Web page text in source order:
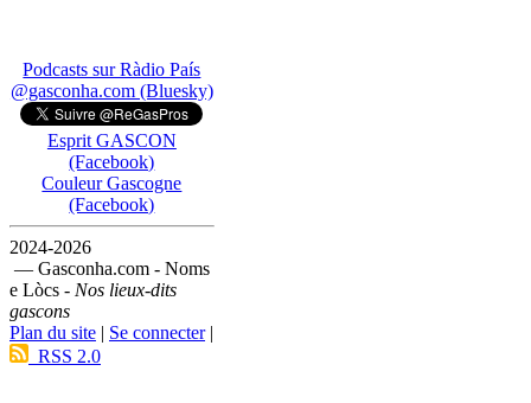
Podcasts sur Ràdio País
@gasconha.com (Bluesky)
Esprit GASCON
(Facebook)
Couleur Gascogne
(Facebook)
2024-2026
— Gasconha.com - Noms
e Lòcs - Nos lieux-dits
gascons
Plan du site | Se connecter|
RSS 2.0